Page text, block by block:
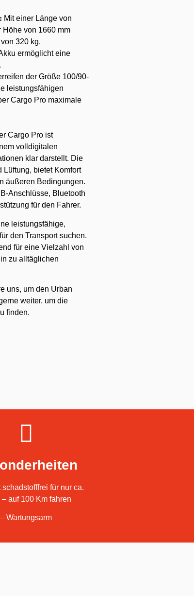
Mit einer Länge von
Höhe von 1660 mm
320 kg.
ermöglicht eine
der Größe 100/90-
leistungsfähigen
Cargo Pro maximale
Cargo Pro ist
volldigitalen
klar darstellt. Die
bietet Komfort
äußeren Bedingungen.
Anschlüsse, Bluetooth
für den Fahrer.
leistungsfähige,
den Transport suchen.
für eine Vielzahl von
zu alltäglichen
uns, um den Urban
weiter, um die
finden.
schadstofffrei für nur ca.
– auf 100 Km fahren
– Wartungsarm